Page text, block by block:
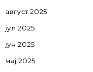
август 2025
јул 2025
јун 2025
мај 2025